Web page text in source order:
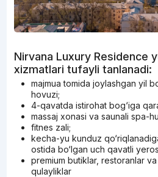
Nirvana Luxury Residence
xizmatlari tufayli tanlanadi:
majmua tomida joylashgan yil
hovuzi;
4-qavatda istirohat bog‘iga
massaj xonasi va saunali spa-
fitnes zali;
kecha-yu kunduz
ostida bo‘lgan uch qavatli
premium butiklar, restoranlar
qulayliklar